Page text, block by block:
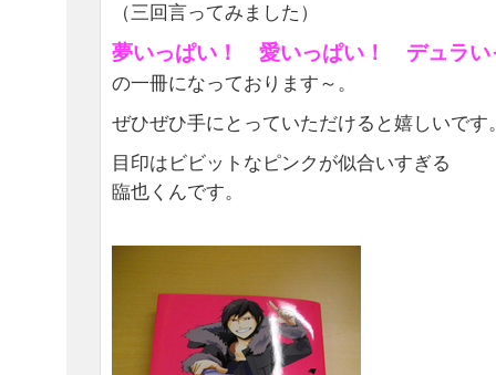
（三回言ってみました）
夢いっぱい！ 愛いっぱい！ デュラい
の一冊になっております～。
ぜひぜひ手にとっていただけると嬉しいです
目印はビビットなピンクが似合いすぎる
臨也くんです。